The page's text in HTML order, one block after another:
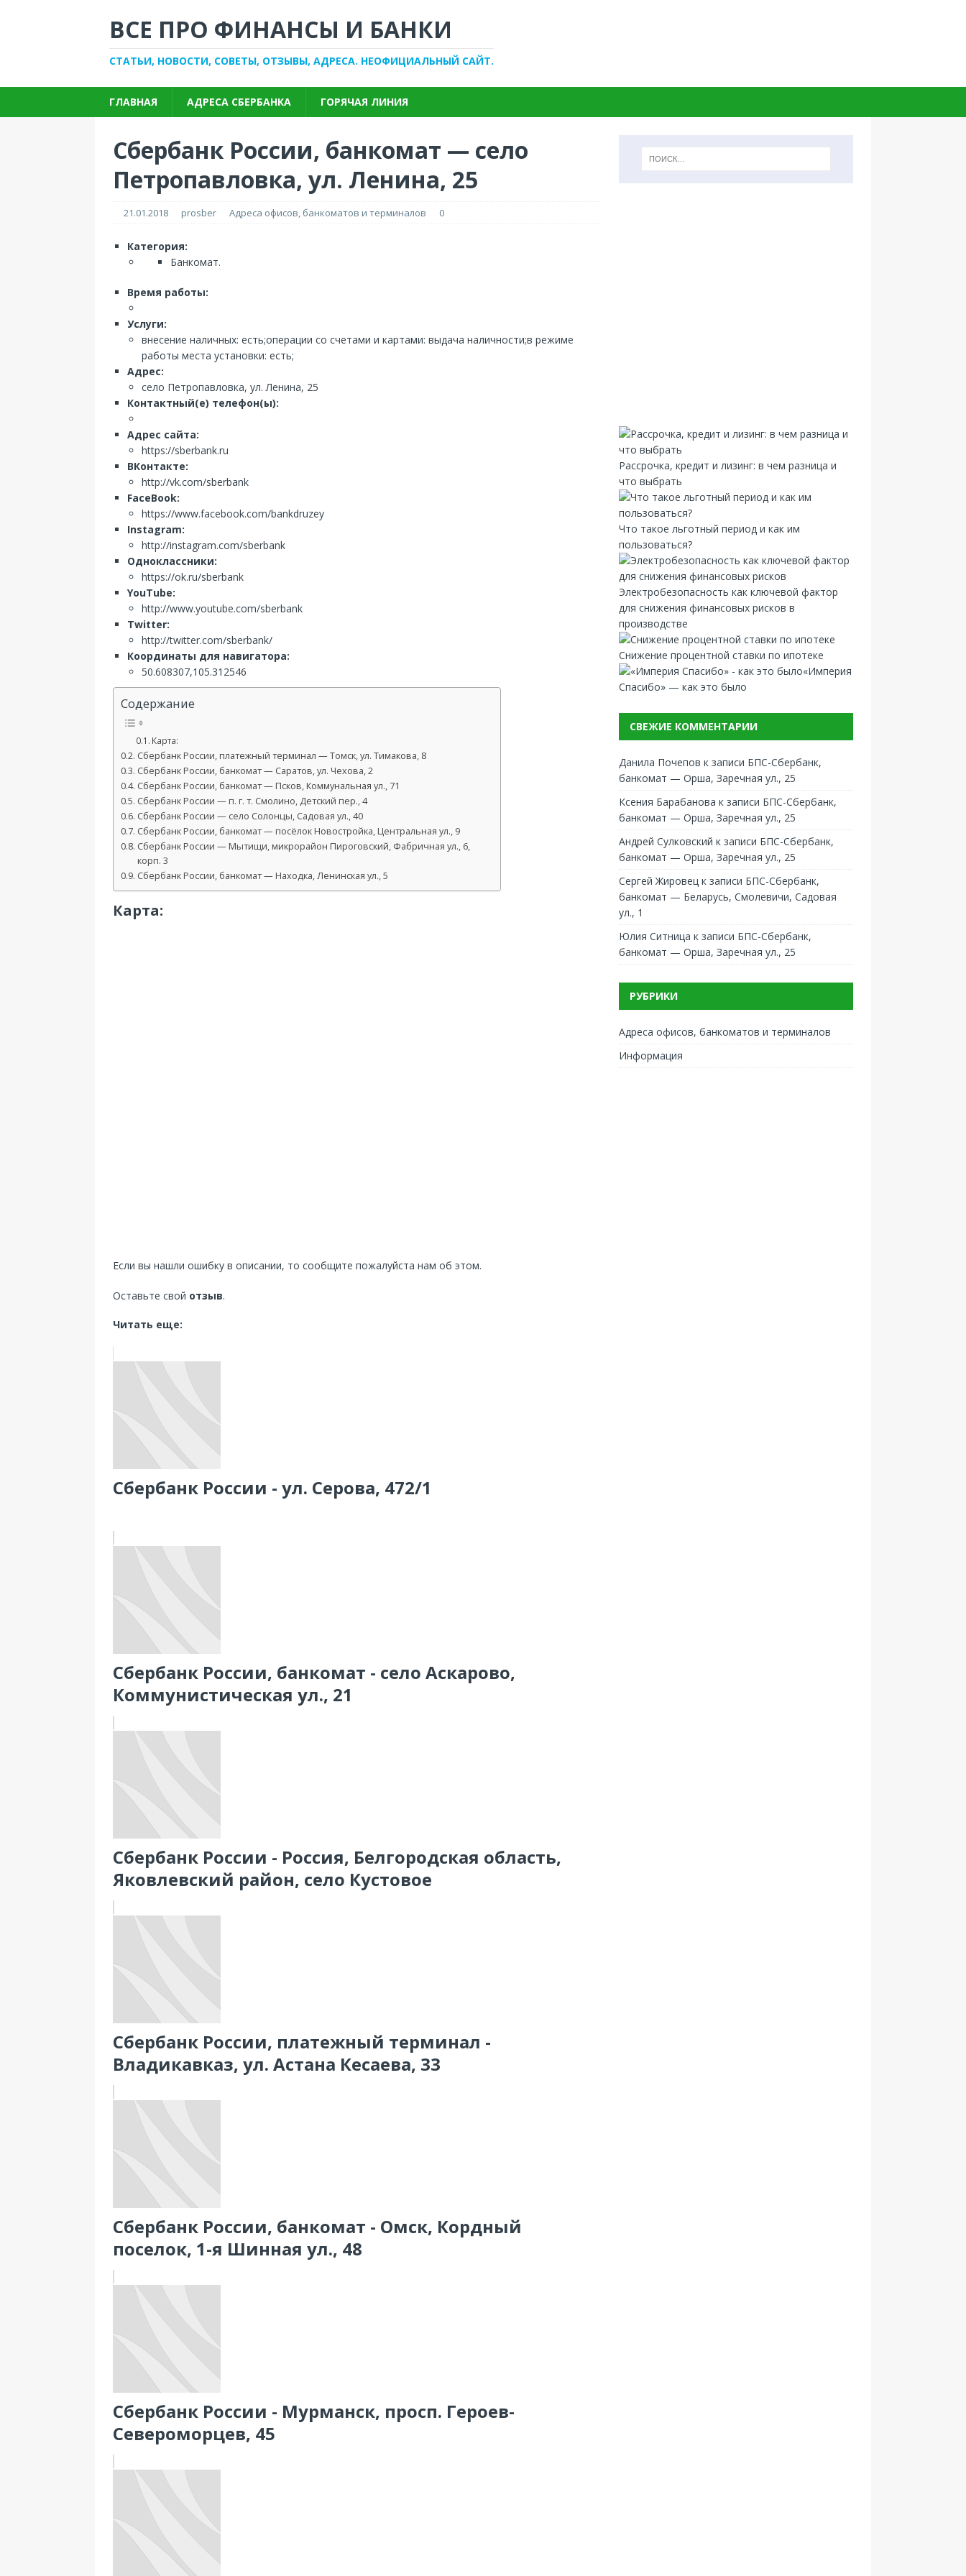
ВСЕ ПРО ФИНАНСЫ И БАНКИ
СТАТЬИ, НОВОСТИ, СОВЕТЫ, ОТЗЫВЫ, АДРЕСА. НЕОФИЦИАЛЬНЫЙ САЙТ.
ГЛАВНАЯ АДРЕСА СБЕРБАНКА ГОРЯЧАЯ ЛИНИЯ
Сбербанк России, банкомат — село
Петропавловка, ул. Ленина, 25
21.01.2018 prosber Адреса офисов, банкоматов и терминалов 0
Категория:
Банкомат.
Время работы:
Услуги:
внесение наличных: есть;операции со счетами и картами: выдача наличности;в режиме
работы места установки: есть;
Адрес:
село Петропавловка, ул. Ленина, 25
Контактный(е) телефон(ы):
Адрес сайта:
https://sberbank.ru
ВКонтакте:
http://vk.com/sberbank
FaceBook:
https://www.facebook.com/bankdruzey
Instagram:
http://instagram.com/sberbank
Одноклассники:
https://ok.ru/sberbank
YouTube:
http://www.youtube.com/sberbank
Twitter:
http://twitter.com/sberbank/
Координаты для навигатора:
50.608307,105.312546
Содержание
Карта:
Сбербанк России, платежный терминал — Томск, ул. Тимакова, 8
Сбербанк России, банкомат — Саратов, ул. Чехова, 2
Сбербанк России, банкомат — Псков, Коммунальная ул., 71
Сбербанк России — п. г. т. Смолино, Детский пер., 4
Сбербанк России — село Солонцы, Садовая ул., 40
Сбербанк России, банкомат — посёлок Новостройка, Центральная ул., 9
Сбербанк России — Мытищи, микрорайон Пироговский, Фабричная ул., 6,
корп. 3
Сбербанк России, банкомат — Находка, Ленинская ул., 5
Карта:
Если вы нашли ошибку в описании, то сообщите пожалуйста нам об этом.
Оставьте свой отзыв.
Читать еще:
Сбербанк России - ул. Серова, 472/1
Сбербанк России, банкомат - село Аскарово,
Коммунистическая ул., 21
Сбербанк России - Россия, Белгородская область,
Яковлевский район, село Кустовое
Сбербанк России, платежный терминал -
Владикавказ, ул. Астана Кесаева, 33
Сбербанк России, банкомат - Омск, Кордный
поселок, 1-я Шинная ул., 48
Сбербанк России - Мурманск, просп. Героев-
Североморцев, 45
Рассрочка, кредит и лизинг: в чем разница и
что выбрать
Что такое льготный период и как им
пользоваться?
Электробезопасность как ключевой фактор
для снижения финансовых рисков в
производстве
Снижение процентной ставки по ипотеке
«Империя
Спасибо» — как это было
СВЕЖИЕ КОММЕНТАРИИ
Данила Почепов к записи БПС-Сбербанк,
банкомат — Орша, Заречная ул., 25
Ксения Барабанова к записи БПС-Сбербанк,
банкомат — Орша, Заречная ул., 25
Андрей Сулковский к записи БПС-Сбербанк,
банкомат — Орша, Заречная ул., 25
Сергей Жировец к записи БПС-Сбербанк,
банкомат — Беларусь, Смолевичи, Садовая
ул., 1
Юлия Ситница к записи БПС-Сбербанк,
банкомат — Орша, Заречная ул., 25
РУБРИКИ
Адреса офисов, банкоматов и терминалов
Информация